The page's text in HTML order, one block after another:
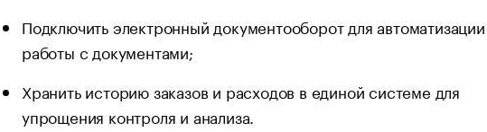
Подключить электронный документооборот для автоматизации
работы с документами;
Хранить историю заказов и расходов в единой системе для
упрощения контроля и анализа.